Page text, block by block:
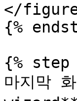
</
{%
{% step
마지막